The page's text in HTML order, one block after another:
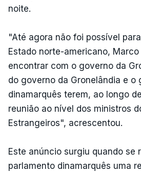
noite.
"Até agora não foi possível
Estado norte-americano, Marco
encontrar com o governo da
do governo da Gronelândia e o
dinamarquês terem, ao longo
reunião ao nível dos ministros
Estrangeiros", acrescentou.
Este anúncio surgiu quando se
parlamento dinamarquês uma